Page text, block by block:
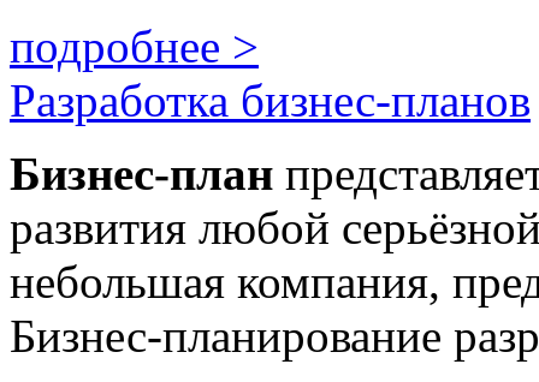
подробнее >
Разработка бизнес-планов
Бизнес-план
развития любой
небольшая компания,
Бизнес-планирование